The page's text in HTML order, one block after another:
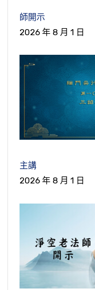
師開示
2026 年 8 月 1 日
主講
2026 年 8 月 1 日